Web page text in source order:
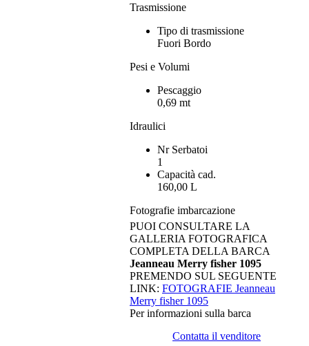
Trasmissione
Tipo di trasmissione
Fuori Bordo
Pesi e Volumi
Pescaggio
0,69 mt
Idraulici
Nr Serbatoi
1
Capacità cad.
160,00 L
Fotografie imbarcazione
PUOI CONSULTARE LA
GALLERIA FOTOGRAFICA
COMPLETA DELLA BARCA
Jeanneau Merry fisher 1095
PREMENDO SUL SEGUENTE
LINK: FOTOGRAFIE Jeanneau
Merry fisher 1095
Per informazioni sulla barca
Contatta il venditore